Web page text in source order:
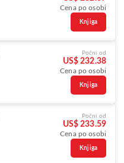
Cena po osobi
Knjiga
Počni od
US$ 232.38
Cena po osobi
Knjiga
Počni od
US$ 233.59
Cena po osobi
Knjiga